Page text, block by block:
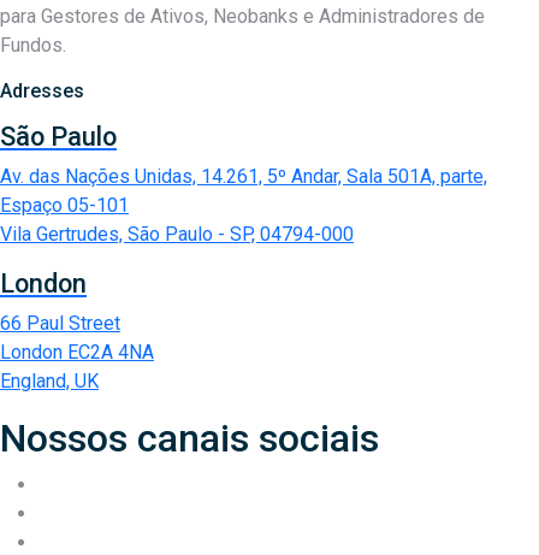
para Gestores de Ativos, Neobanks e Administradores de
Fundos.
Adresses
São Paulo
Av. das Nações Unidas, 14.261, 5º Andar, Sala 501A, parte,
Espaço 05-101
Vila Gertrudes, São Paulo - SP, 04794-000
London
66 Paul Street
London EC2A 4NA
England, UK
Nossos canais sociais